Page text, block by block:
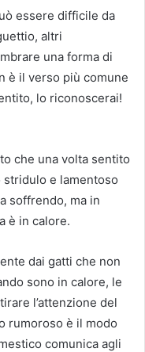
essere difficile da
altri
una forma di
è il verso più comune
lo riconoscerai!
che una volta sentito
stridulo e lamentoso
soffrendo, ma in
è in calore.
dai gatti che non
sono in calore, le
l’attenzione del
rumoroso è il modo
comunica agli